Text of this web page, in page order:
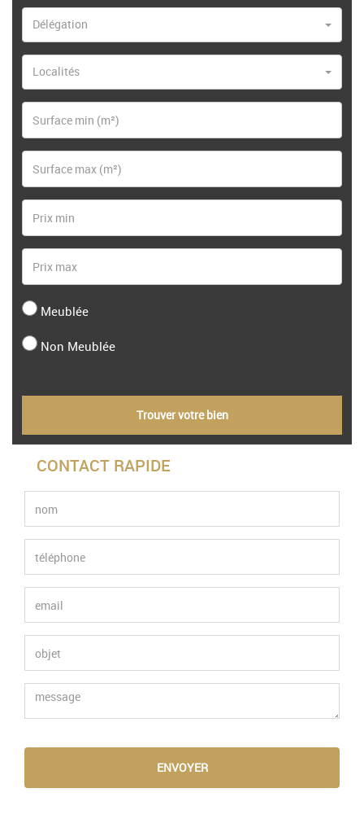
Délégation
Localités
Meublée
Non Meublée
Trouver votre bien
CONTACT RAPIDE
ENVOYER